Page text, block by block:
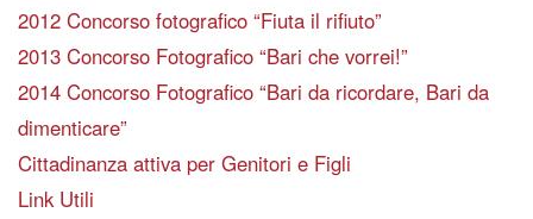
2012 Concorso fotografico “Fiuta il rifiuto”
2013 Concorso Fotografico “Bari che vorrei!”
2014 Concorso Fotografico “Bari da ricordare, Bari da
dimenticare”
Cittadinanza attiva per Genitori e Figli
Link Utili